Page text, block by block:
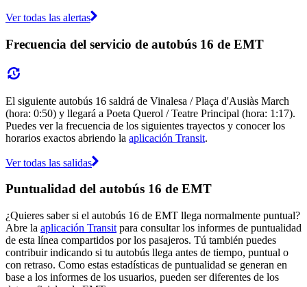
Ver todas las alertas
Frecuencia del servicio de autobús 16 de EMT
El siguiente autobús 16 saldrá de Vinalesa / Plaça d'Ausiàs March
(hora: 0:50) y llegará a Poeta Querol / Teatre Principal (hora: 1:17).
Puedes ver la frecuencia de los siguientes trayectos y conocer los
horarios exactos abriendo la aplicación Transit.
Ver todas las salidas
Puntualidad del autobús 16 de EMT
¿Quieres saber si el autobús 16 de EMT llega normalmente puntual?
Abre la aplicación Transit para consultar los informes de puntualidad
de esta línea compartidos por los pasajeros. Tú también puedes
contribuir indicando si tu autobús llega antes de tiempo, puntual o
con retraso. Como estas estadísticas de puntualidad se generan en
base a los informes de los usuarios, pueden ser diferentes de los